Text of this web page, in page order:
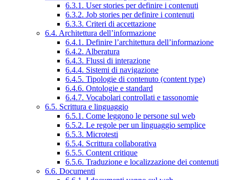
6.3.1. User stories per definire i contenuti
6.3.2. Job stories per definire i contenuti
6.3.3. Criteri di accettazione
6.4. Architettura dell’informazione
6.4.1. Definire l’architettura dell’informazione
6.4.2. Alberatura
6.4.3. Flussi di interazione
6.4.4. Sistemi di navigazione
6.4.5. Tipologie di contenuto (content type)
6.4.6. Ontologie e standard
6.4.7. Vocabolari controllati e tassonomie
6.5. Scrittura e linguaggio
6.5.1. Come leggono le persone sul web
6.5.2. Le regole per un linguaggio semplice
6.5.3. Microtesti
6.5.4. Scrittura collaborativa
6.5.5. Content critique
6.5.6. Traduzione e localizzazione dei contenuti
6.6. Documenti